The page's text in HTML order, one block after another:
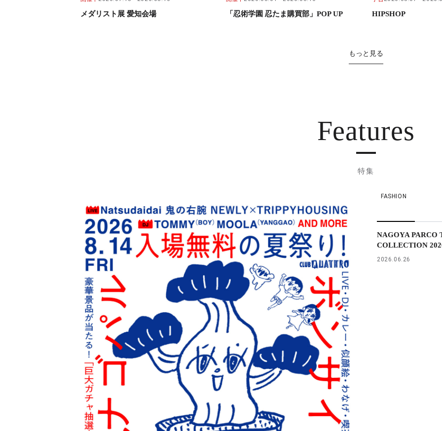
メダリスト展 愛知会場 「忍術学園 忍たま購買部」POP UP HIPSHOP
もっと見る
Features
特集
FASHION
NAGOYA PARCO
COLLECTION
2026.06.26